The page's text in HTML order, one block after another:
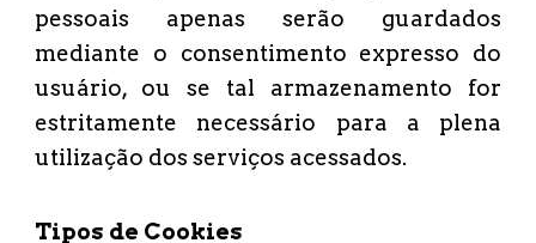
pessoais apenas serão guardados
mediante o consentimento expresso do
usuário, ou se tal armazenamento for
estritamente necessário para a plena
utilização dos serviços acessados.
Tipos de Cookies